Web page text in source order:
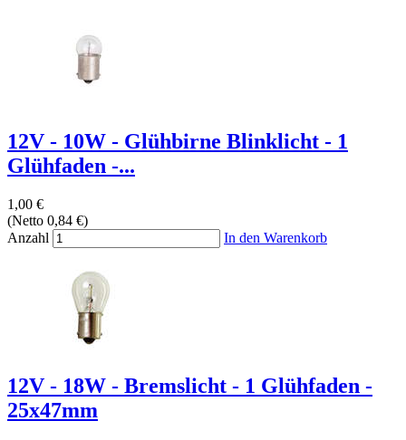
12V - 10W - Glühbirne Blinklicht - 1
Glühfaden -...
1,00 €
(Netto 0,84 €)
Anzahl
In den Warenkorb
12V - 18W - Bremslicht - 1 Glühfaden -
25x47mm